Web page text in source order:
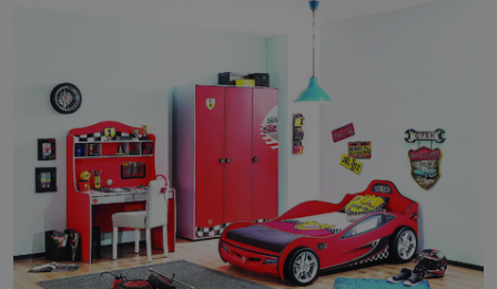
dávných lidí nesmírně dobře zachovalá, přičítají
odborníci zdejším klimatickým podmínkám. Sucho,